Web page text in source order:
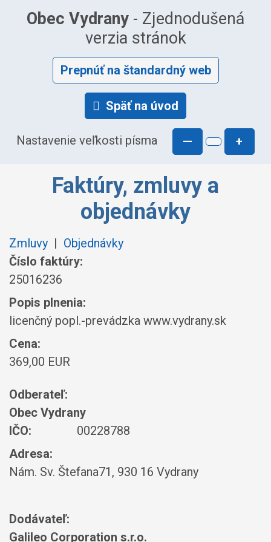
Obec Vydrany - Zjednodušená
verzia stránok
Prepnúť na štandardný web
Späť na úvod
Nastavenie veľkosti písma — +
Faktúry, zmluvy a
objednávky
Zmluvy | Objednávky
Číslo faktúry:
25016236
Popis plnenia:
licenčný popl.-prevádzka www.vydrany.sk
Cena:
369,00 EUR
Odberateľ:
Obec Vydrany
IČO:
00228788
Adresa:
Nám. Sv. Štefana71, 930 16 Vydrany
Dodávateľ:
Galileo Corporation s.r.o.